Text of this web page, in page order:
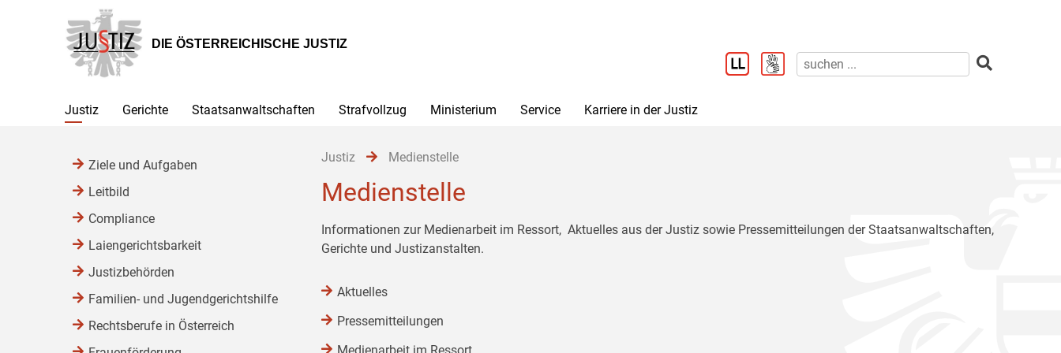
Hauptnavigation
[1]
Inhalt
[2]
Untermenü
[3]
DIE ÖSTERREICHISCHE JUSTIZ
Justiz Gerichte Staatsanwaltschaften Strafvollzug Ministerium Service Karriere in der Justiz
Justiz Medienstelle
Medienstelle
Informationen zur Medienarbeit im Ressort, Aktuelles aus der Justiz sowie Pressemitteilungen der Staatsanwaltschaften,
Gerichte und Justizanstalten.
Aktuelles
Pressemitteilungen
Ziele und Aufgaben
Leitbild
Compliance
Laiengerichtsbarkeit
Justizbehörden
Familien- und Jugendgerichtshilfe
Rechtsberufe in Österreich